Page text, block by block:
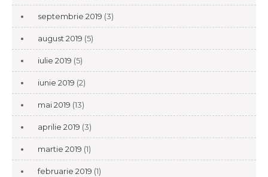
septembrie 2019 (3)
august 2019 (5)
iulie 2019 (5)
iunie 2019 (2)
mai 2019 (13)
aprilie 2019 (3)
martie 2019 (1)
februarie 2019 (1)